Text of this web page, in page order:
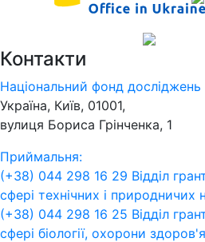
Контакти
Національний фонд досліджень
Україна, Київ, 01001,
вулиця Бориса Грінченка, 1
Приймальня:
(+38) 044 298 16 29 Відділ
сфері технічних і природничих
(+38) 044 298 16 25 Відділ
сфері біології, охорони